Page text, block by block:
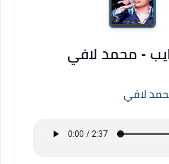
- محمد لافي
لافي